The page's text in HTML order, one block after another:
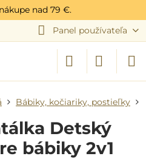
nákupe nad 79 €.
Panel používateľa
Bábiky, kočiariky, postieľky
Detský
bábiky 2v1